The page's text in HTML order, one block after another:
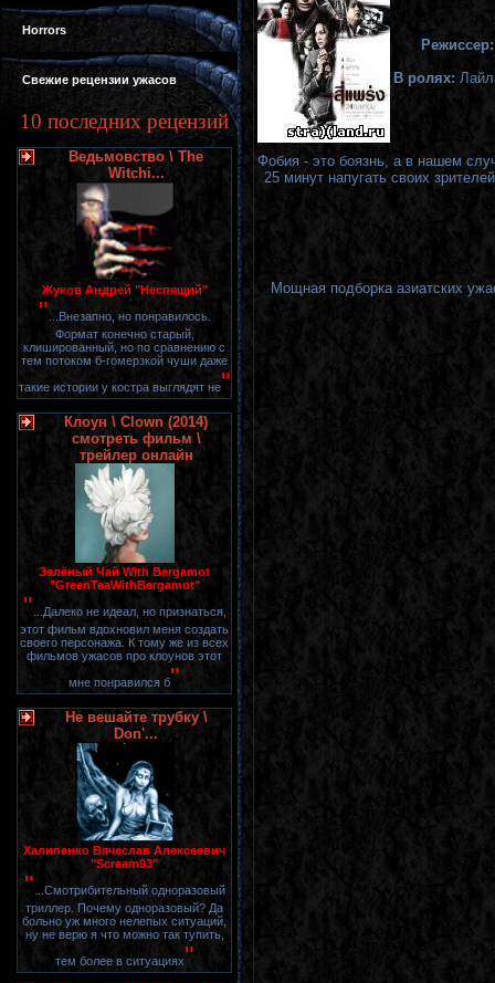
Horrors
Свежие рецензии ужасов
10 последних рецензий
Ведьмовство \ The
Witchi...
Жуков Андрей "Неспящий"
" ...Внезапно, но понравилось.
Формат конечно старый,
клишированный, но по сравнению с
тем потоком б-гомерзкой чуши даже
такие истории у костра выглядят не"
Клоун \ Clown (2014)
смотреть фильм \
трейлер онлайн
Зелёный Чай With Bergamot
"GreenTeaWithBergamot"
" ...Далеко не идеал, но признаться,
этот фильм вдохновил меня создать
своего персонажа. К тому же из всех
фильмов ужасов про клоунов этот
мне понравился б"
Не вешайте трубку \
Don'...
Халипенко Вячеслав Алексеевич
"Scream93"
" ...Смотрибительный одноразовый
триллер. Почему одноразовый? Да
больно уж много нелепых ситуаций,
ну не верю я что можно так тупить,
тем более в ситуациях"
Режиссер:
В ролях:
Фобия - это боязнь, а в нашем
25 минут напугать своих
Мощная подборка азиатских